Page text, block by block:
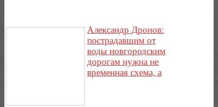
Александр Дронов:
пострадавшим от
воды новгородским
дорогам нужна не
временная схема, а